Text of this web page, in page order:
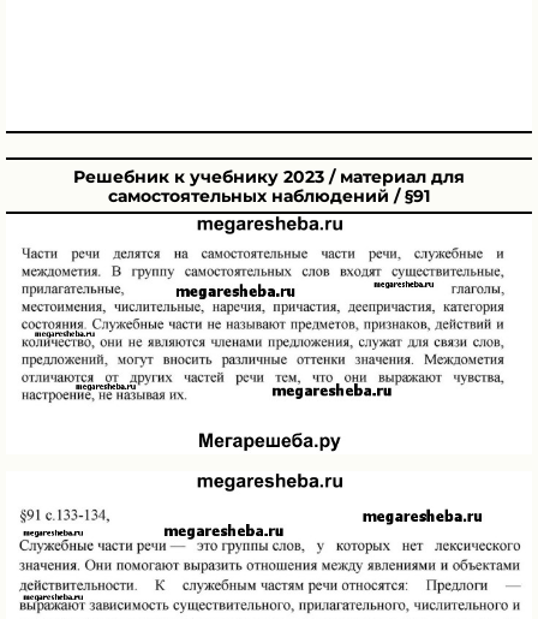
Решебник к учебнику 2023 / материал для
самостоятельных наблюдений / §91